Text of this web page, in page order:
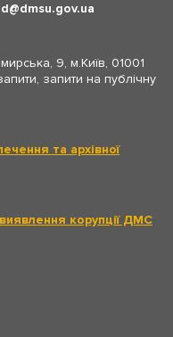
dmsu.gov.ua
9, м.Київ, 01001
запити на публічну
та архівної
корупції ДМС